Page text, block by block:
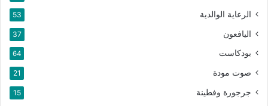
الرعاية الوالدية 53
اليافعون 37
بودكاست 64
صوت مودة 21
جرجورة وفطينة 15